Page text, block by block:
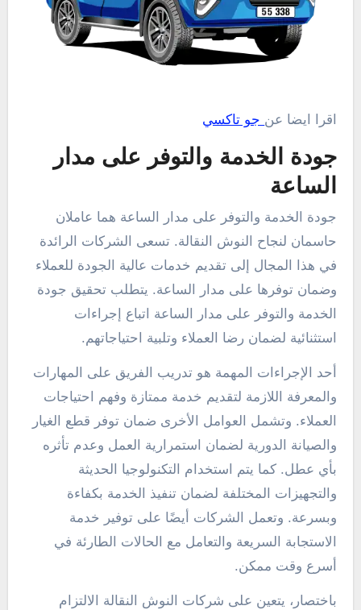
اقرا ايضا عن جو تاكسي
جودة الخدمة والتوفر على مدار
الساعة
جودة الخدمة والتوفر على مدار الساعة هما عاملان
حاسمان لنجاح النوش النقالة. تسعى الشركات الرائدة
في هذا المجال إلى تقديم خدمات عالية الجودة للعملاء
وضمان توفرها على مدار الساعة. يتطلب تحقيق جودة
الخدمة والتوفر على مدار الساعة اتباع إجراءات
استثنائية لضمان رضا العملاء وتلبية احتياجاتهم.
أحد الإجراءات المهمة هو تدريب الفريق على المهارات
والمعرفة اللازمة لتقديم خدمة ممتازة وفهم احتياجات
العملاء. وتشمل العوامل الأخرى ضمان توفر قطع الغيار
والصيانة الدورية لضمان استمرارية العمل وعدم تأثره
بأي عطل. كما يتم استخدام التكنولوجيا الحديثة
والتجهيزات المختلفة لضمان تنفيذ الخدمة بكفاءة
وبسرعة. وتعمل الشركات أيضًا على توفير خدمة
الاستجابة السريعة والتعامل مع الحالات الطارئة في
أسرع وقت ممكن.
باختصار، يتعين على شركات النوش النقالة الالتزام